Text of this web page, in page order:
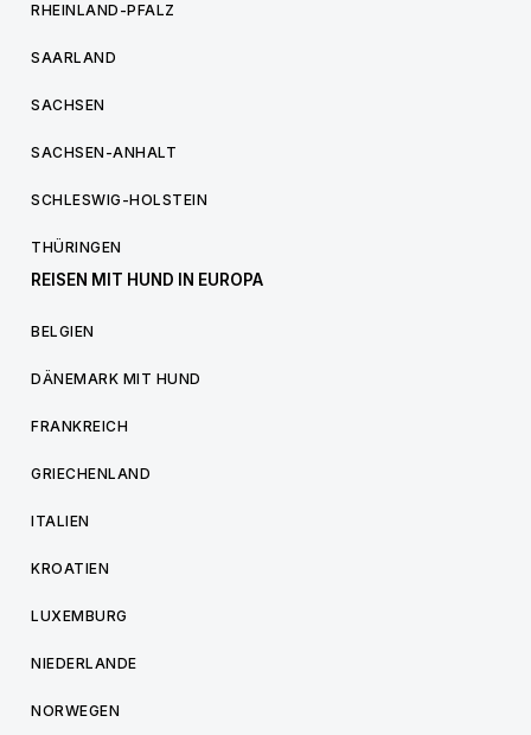
RHEINLAND-PFALZ
SAARLAND
SACHSEN
SACHSEN-ANHALT
SCHLESWIG-HOLSTEIN
THÜRINGEN
REISEN MIT HUND IN EUROPA
BELGIEN
DÄNEMARK MIT HUND
FRANKREICH
GRIECHENLAND
ITALIEN
KROATIEN
LUXEMBURG
NIEDERLANDE
NORWEGEN